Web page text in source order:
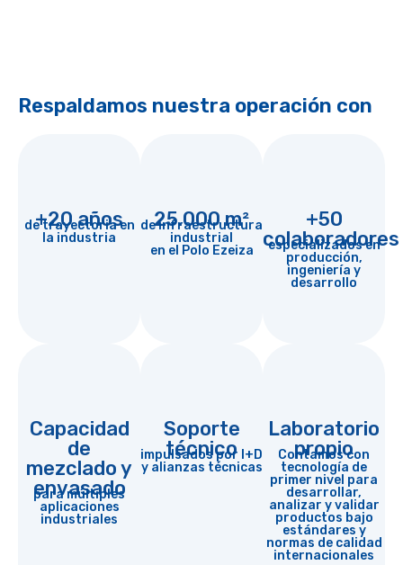
Respaldamos nuestra operación con
+20 años
de trayectoria en
la industria
25.000 m²
de infraestructura
industrial
en el Polo Ezeiza
+50
colaboradores
especializados en
producción,
ingeniería y
desarrollo
Capacidad
de
mezclado y
envasado
para múltiples
aplicaciones
industriales
Soporte
técnico
impulsados por I+D
y alianzas técnicas
Laboratorio
propio
Contamos con
tecnología de
primer nivel para
desarrollar,
analizar y validar
productos bajo
estándares y
normas de calidad
internacionales